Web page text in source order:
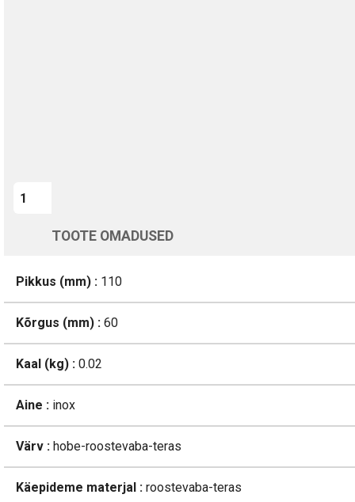
TOOTE OMADUSED
Pikkus (mm) : 110
Kõrgus (mm) : 60
Kaal (kg) : 0.02
Aine : inox
Värv : hobe-roostevaba-teras
Käepideme materjal : roostevaba-teras